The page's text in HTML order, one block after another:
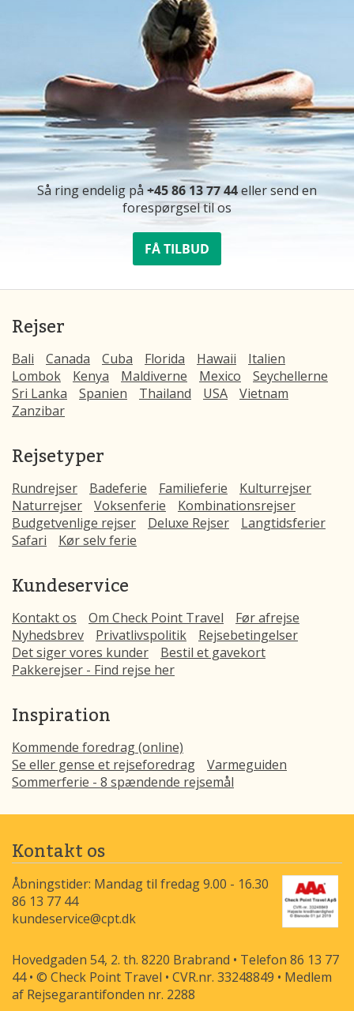
Så ring endelig på +45 86 13 77 44eller send en
forespørgsel til os
FÅ TILBUD
Rejser
Bali Canada Cuba Florida Hawaii
Italien
Lombok
Kenya Maldiverne Mexico
Seychellerne
Sri Lanka
Spanien Thailand USA
Vietnam
Zanzibar
Rejsetyper
Rundrejser Badeferie Familieferie
Kulturrejser
Naturrejser
Voksenferie
Kombinationsrejser
Budgetvenlige rejser
Deluxe Rejser
Langtidsferier
Safari
Kør selv ferie
Kundeservice
Kontakt os Om Check Point Travel
Før afrejse
Nyhedsbrev
Privatlivspolitik
Rejsebetingelser
Det siger vores kunder
Bestil et gavekort
Pakkerejser - Find rejse her
Inspiration
Kommende foredrag (online)
Se eller gense et rejseforedrag
Varmeguiden
Sommerferie - 8 spændende rejsemål
Kontakt os
Åbningstider: Mandag til fredag 9.00 - 16.30
86 13 77 44
kundeservice@cpt.dk
Hovedgaden 54, 2. th. 8220 Brabrand • Telefon 86 13 77
44 • © Check Point Travel • CVR.nr. 33248849 • Medlem
af Rejsegarantifonden nr. 2288